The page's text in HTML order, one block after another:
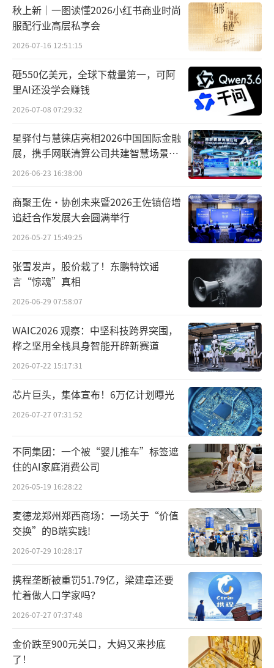
秋上新｜一图读懂2026小红书商业时尚
服配行业高层私享会
2026-07-16 12:51:15
砸550亿美元，全球下载量第一，可阿
里AI还没学会赚钱
2026-07-08 07:29:32
星驿付与慧徕店亮相2026中国国际金融
展，携手网联清算公司共建智慧场景生
态，共绘数智民生图景
2026-06-23 16:38:00
商聚王佐・协创未来暨2026王佐镇倍增
追赶合作发展大会圆满举行
2026-05-27 15:49:25
张雪发声，股价栽了！东鹏特饮谣
言“惊魂”真相
2026-06-29 07:58:07
WAIC2026 观察：中坚科技跨界突围，
桦之坚用全栈具身智能开辟新赛道
2026-07-22 15:17:31
芯片巨头，集体宣布！6万亿计划曝光
2026-07-27 07:31:52
不同集团：一个被“婴儿推车”标签遮
住的AI家庭消费公司
2026-05-19 16:28:22
麦德龙郑州郑西商场：一场关于“价值
交换”的B端实践!
2026-07-29 10:28:17
携程垄断被重罚51.79亿，梁建章还要
忙着做人口学家吗？
2026-07-27 07:37:48
金价跌至900元关口，大妈又来抄底
了！